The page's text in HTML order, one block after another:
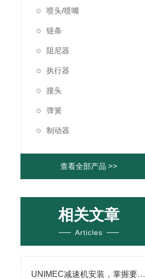
喷头/喷嘴
链条
阻尼器
执行器
接头
弹簧
制动器
查看全部产品 >>
相关文章
Articles
UNIMEC减速机安装，掌握要点是*的